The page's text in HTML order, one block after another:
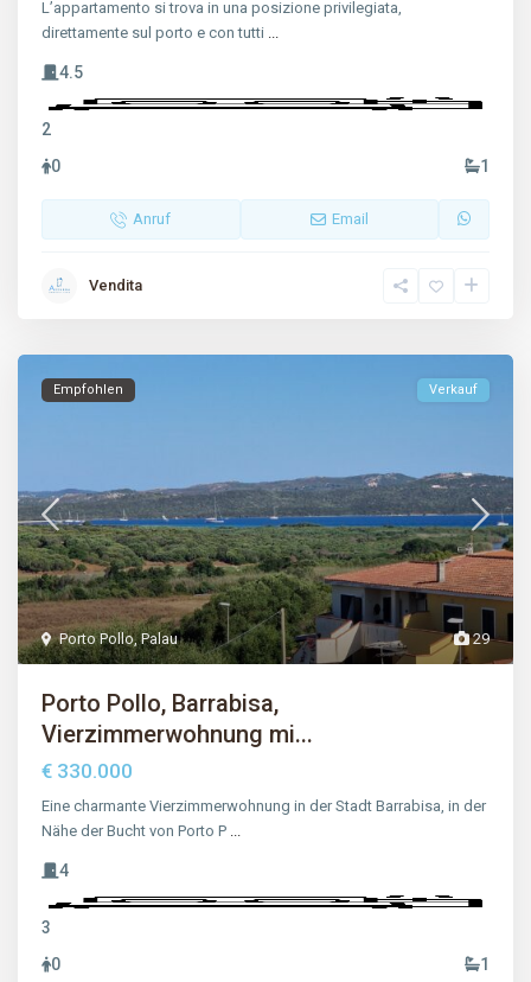
L’appartamento si trova in una posizione privilegiata,
direttamente sul porto e con tutti ...
4.5
2
0
1
Anruf Email
Vendita
29
Porto Pollo,Palau
Empfohlen Verkauf
Porto Pollo, Barrabisa,
Vierzimmerwohnung mi...
€ 330.000
Eine charmante Vierzimmerwohnung in der Stadt Barrabisa, in der
Nähe der Bucht von Porto P ...
4
3
0
1